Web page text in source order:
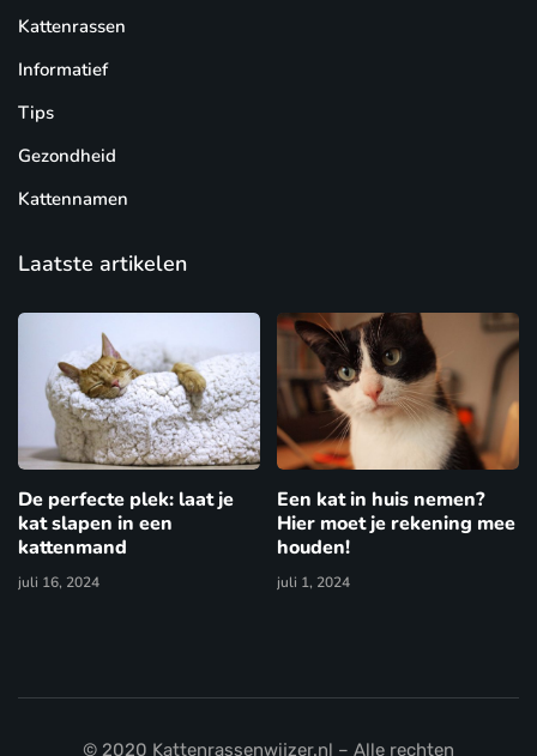
Kattenrassen
Informatief
Tips
Gezondheid
Kattennamen
Laatste artikelen
De perfecte plek: laat je
kat slapen in een
kattenmand
juli 16, 2024
Een kat in huis nemen?
Hier moet je rekening mee
houden!
juli 1, 2024
© 2020 Kattenrassenwijzer.nl – Alle rechten